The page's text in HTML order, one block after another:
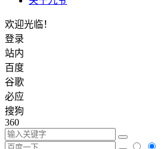
欢迎光临！
登录
站内
百度
谷歌
必应
搜狗
360